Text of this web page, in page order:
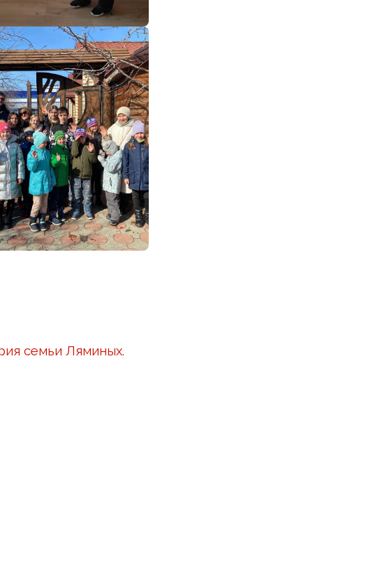
семьи Ляминых.